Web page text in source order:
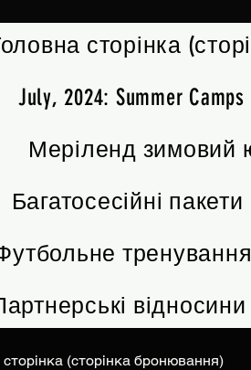
сторінка
July, 2024: Summer Camps
Меріленд зимовий
Багатосесійні пакети
тренування
відносини
сторінка (сторінка бронювання)